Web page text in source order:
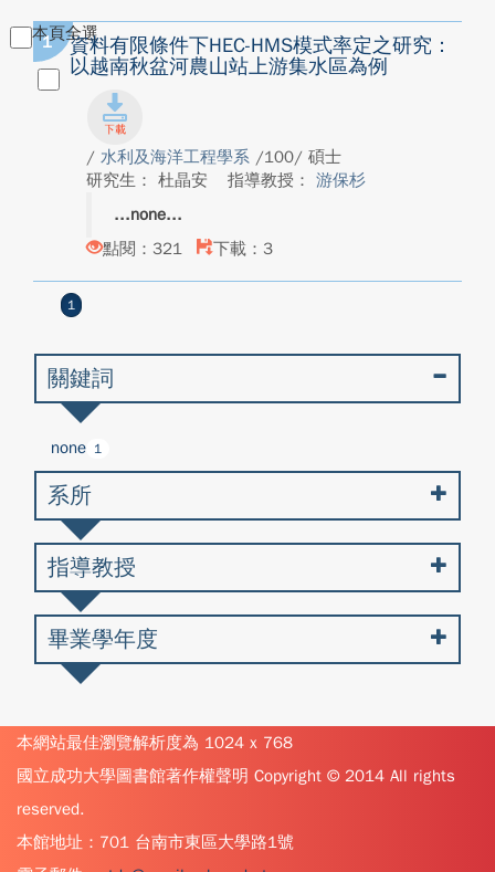
本頁全選
1
資料有限條件下HEC-HMS模式率定之研究：
以越南秋盆河農山站上游集水區為例
/ 水利及海洋工程學系 /100/ 碩士
研究生： 杜晶安
指導教授： 游保杉
none
點閱：321
下載：3
1
關鍵詞
none 1
系所
指導教授
畢業學年度
本網站最佳瀏覽解析度為 1024 x 768
國立成功大學圖書館著作權聲明 Copyright © 2014 All rights
reserved.
本館地址：701 台南市東區大學路1號